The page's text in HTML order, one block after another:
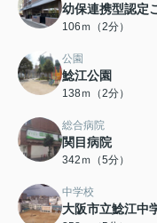
幼保連携型認定
106ｍ（2分）
公園
鯰江公園
138ｍ（2分）
総合病院
関目病院
342ｍ（5分）
中学校
大阪市立鯰江中